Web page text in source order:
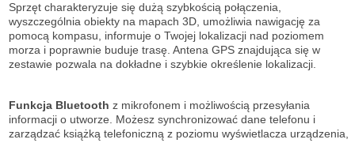
Sprzęt charakteryzuje się dużą szybkością połączenia,
wyszczególnia obiekty na mapach 3D, umożliwia nawigację za
pomocą kompasu, informuje o Twojej lokalizacji nad poziomem
morza i poprawnie buduje trasę. Antena GPS znajdująca się w
zestawie pozwala na dokładne i szybkie określenie lokalizacji.
Funkcja Bluetooth z mikrofonem i możliwością przesyłania
informacji o utworze. Możesz synchronizować dane telefonu i
zarządzać książką telefoniczną z poziomu wyświetlacza urządzenia,